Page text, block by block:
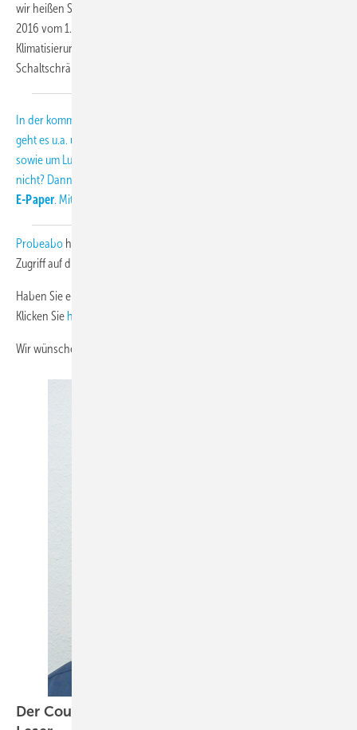
wir heißen Sie herzlich willkommen zu unserem KK-Newsletter 20-
2016 vom 1. Dezember 2016. In dieser Ausgabe lesen Sie u.a. über die
Klimatisierung eines Outlet-Centers, über Milchkühlung und über
Schaltschränke, die zum Kühlschrank werden.
In der kommenden Print-Ausgabe, die am 8. Dezember erscheint,
geht es u.a. um Industrie- und Gewerbekälte, um Rauchabzugsanlagen
sowie um Luftleitsysteme. Sie kennen die Print-Ausgabe noch gar
nicht? Dann lernen Sie die KK zweimal gratis kennen!
E-Paper. Mit dem
Probeabo haben Sie für die Laufzeit über
Zugriff auf die Inhalte von rund 200 Heftausgaben.
Haben Sie einen Newsletter von uns verpasst? Auch kein Problem!
Klicken Sie hier
Wir wünschen Ihnen viel Spaß beim Lesen.
Der Countdown läuft, liebe Leserinnen und